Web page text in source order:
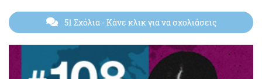
51 Σχόλια- Κάνε κλικ για να σχολιάσεις